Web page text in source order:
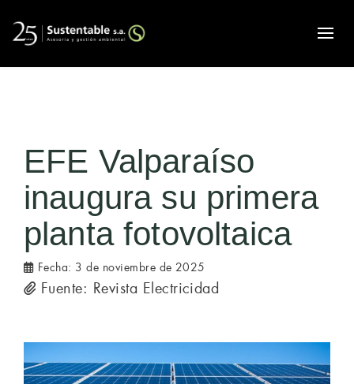
EFE Valparaíso
inaugura su primera
planta fotovoltaica
Fecha: 3 de noviembre de 2025
Fuente: Revista Electricidad